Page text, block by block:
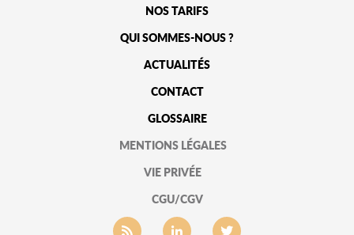
NOS TARIFS
QUI SOMMES-NOUS ?
ACTUALITÉS
CONTACT
GLOSSAIRE
MENTIONS LÉGALES
VIE PRIVÉE
CGU/CGV